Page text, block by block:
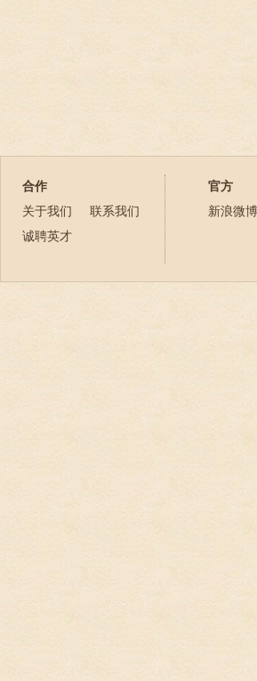
合作
关于我们
联系我们
诚聘英才
官方
新浪微博